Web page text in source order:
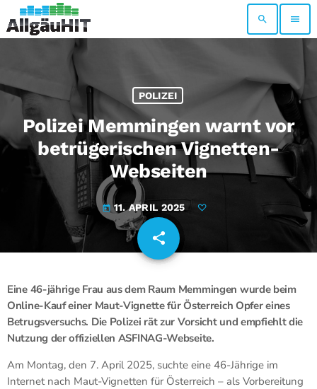
search menu
POLIZEI
Polizei Memmingen warnt vor
betrügerischen Vignetten-
Webseiten
today 11. APRIL 2025
share
email
Eine 46-jährige Frau aus dem Raum Memmingen wurde beim
Online-Kauf einer Maut-Vignette für Österreich Opfer eines
Betrugsversuchs. Die Polizei rät zur Vorsicht und empfiehlt die
Nutzung der offiziellen ASFINAG-Webseite.
Am Montag, den 7. April 2025, suchte eine 46-Jährige im
Internet nach Maut-Vignetten für Österreich – als Vorbereitung